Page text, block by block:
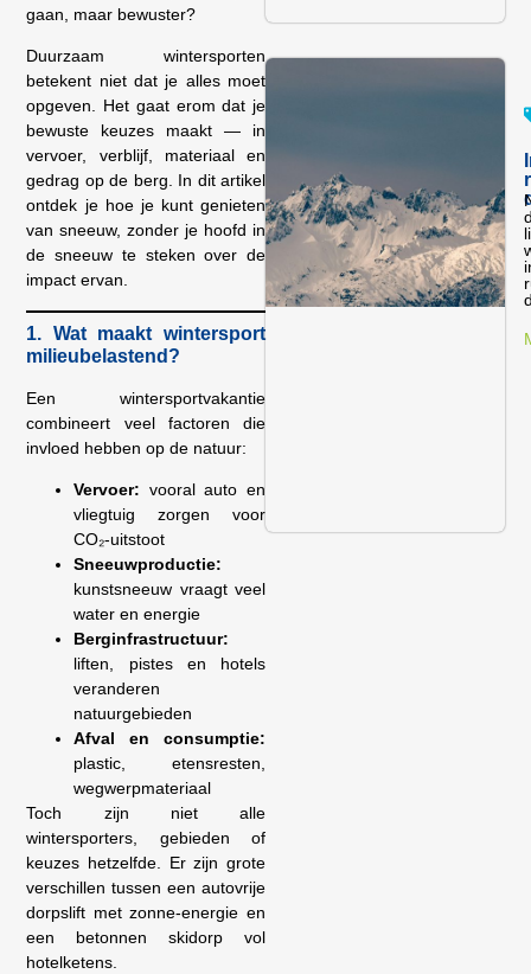
gaan, maar bewuster?
Duurzaam wintersporten
betekent niet dat je alles moet
opgeven. Het gaat erom dat je
bewuste keuzes maakt — in
vervoer, verblijf, materiaal en
gedrag op de berg. In dit artikel
ontdek je hoe je kunt genieten
van sneeuw, zonder je hoofd in
de sneeuw te steken over de
impact ervan.
1. Wat maakt wintersport
milieubelastend?
Een wintersportvakantie
combineert veel factoren die
invloed hebben op de natuur:
Vervoer: vooral auto en
vliegtuig zorgen voor
CO₂-uitstoot
Sneeuwproductie:
kunstsneeuw vraagt veel
water en energie
Berginfrastructuur:
liften, pistes en hotels
veranderen
natuurgebieden
Afval en consumptie:
plastic, etensresten,
wegwerpmateriaal
Toch zijn niet alle
wintersporters, gebieden of
keuzes hetzelfde. Er zijn grote
verschillen tussen een autovrije
dorpslift met zonne-energie en
een betonnen skidorp vol
hotelketens.